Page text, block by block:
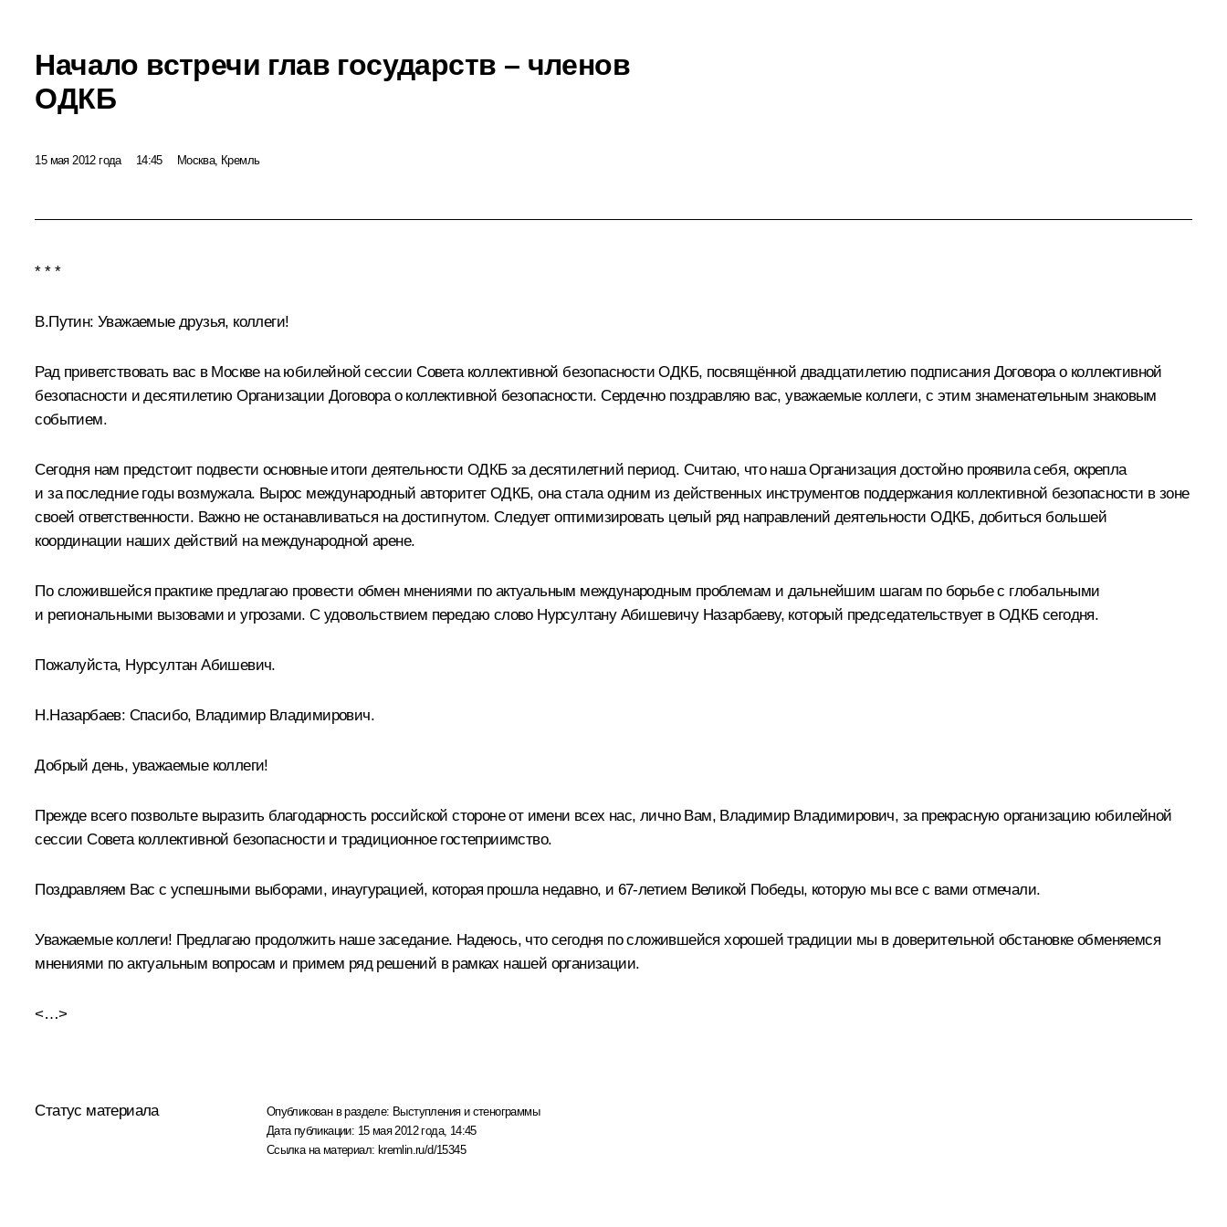
Начало встречи глав государств – членов
ОДКБ
15 мая 2012 года 14:45 Москва, Кремль
* * *
В.Путин: Уважаемые друзья, коллеги!
Рад приветствовать вас в Москве на юбилейной сессии Совета коллективной безопасности ОДКБ, посвящённой двадцатилетию подписания Договора о коллективной
безопасности и десятилетию Организации Договора о коллективной безопасности. Сердечно поздравляю вас, уважаемые коллеги, с этим знаменательным знаковым
событием.
Сегодня нам предстоит подвести основные итоги деятельности ОДКБ за десятилетний период. Считаю, что наша Организация достойно проявила себя, окрепла
и за последние годы возмужала. Вырос международный авторитет ОДКБ, она стала одним из действенных инструментов поддержания коллективной безопасности в зоне
своей ответственности. Важно не останавливаться на достигнутом. Следует оптимизировать целый ряд направлений деятельности ОДКБ, добиться большей
координации наших действий на международной арене.
По сложившейся практике предлагаю провести обмен мнениями по актуальным международным проблемам и дальнейшим шагам по борьбе с глобальными
и региональными вызовами и угрозами. С удовольствием передаю слово Нурсултану Абишевичу Назарбаеву, который председательствует в ОДКБ сегодня.
Пожалуйста, Нурсултан Абишевич.
Н.Назарбаев: Спасибо, Владимир Владимирович.
Добрый день, уважаемые коллеги!
Прежде всего позвольте выразить благодарность российской стороне от имени всех нас, лично Вам, Владимир Владимирович, за прекрасную организацию юбилейной
сессии Совета коллективной безопасности и традиционное гостеприимство.
Поздравляем Вас с успешными выборами, инаугурацией, которая прошла недавно, и 67-летием Великой Победы, которую мы все с вами отмечали.
Уважаемые коллеги! Предлагаю продолжить наше заседание. Надеюсь, что сегодня по сложившейся хорошей традиции мы в доверительной обстановке обменяемся
мнениями по актуальным вопросам и примем ряд решений в рамках нашей организации.
<…>
Статус материала Опубликован в разделе: Выступления и стенограммы
Дата публикации: 15 мая 2012 года, 14:45
Ссылка на материал: kremlin.ru/d/15345